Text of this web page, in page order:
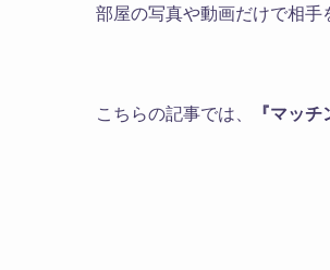
部屋の写真や動画だけで相手
こちらの記事では、 『マッ